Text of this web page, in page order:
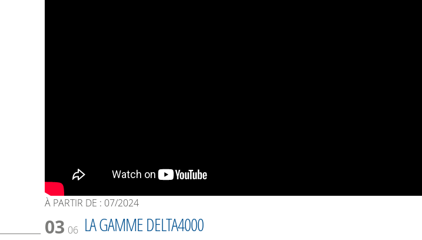
À PARTIR DE : 07/2024
03 06 LA GAMME DELTA4000